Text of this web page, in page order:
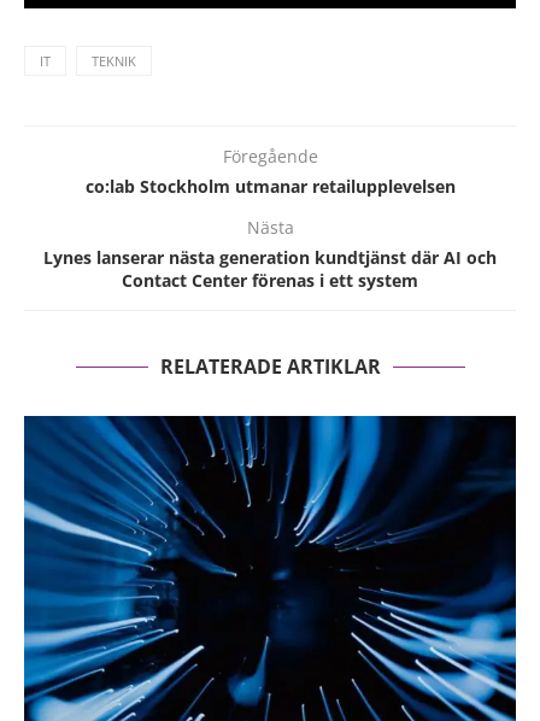
IT TEKNIK
Föregående
co:lab Stockholm utmanar retailupplevelsen
Nästa
Lynes lanserar nästa generation kundtjänst där AI och
Contact Center förenas i ett system
RELATERADE ARTIKLAR